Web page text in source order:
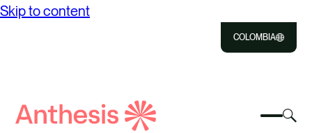
Skip to content
COLOMBIA
Select
Busca